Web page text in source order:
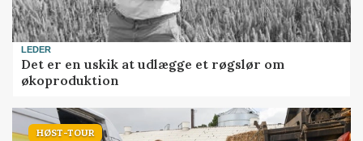
LEDER
Det er en uskik at udlægge et røgslør om
økoproduktion
HØST-TOUR